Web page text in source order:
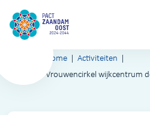
Home
Activiteiten
Vrouwencirkel wijkcentrum